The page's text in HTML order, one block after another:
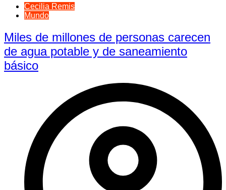
Cecilia Remis
Mundo
Miles de millones de personas carecen
de agua potable y de saneamiento
básico